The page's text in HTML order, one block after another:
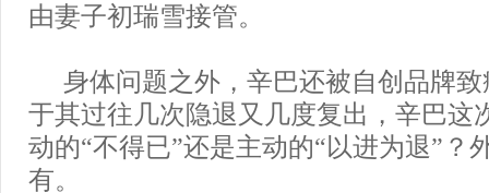
由妻子初瑞雪接管。
身体问题之外，辛巴还被自创品牌
于其过往几次隐退又几度复出，辛巴这
动的“不得已”还是主动的“以进为退”？
有。